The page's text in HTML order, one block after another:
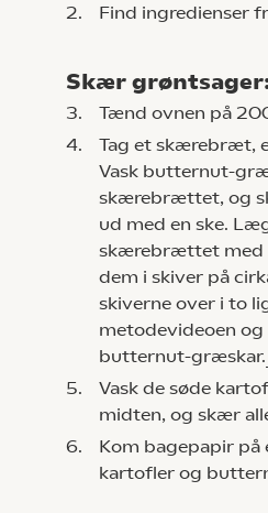
2.
Find ingredienser
Skær grøntsager:
3.
Tænd ovnen på
4.
Tag et skærebræt,
Vask butternut-
skærebrættet, og
ud med en ske.
skærebrættet med
dem i skiver på
skiverne over i to
metodevideoen
butternut-græskar.
5.
Vask de søde
midten, og skær
6.
Kom bagepapir på
kartofler og